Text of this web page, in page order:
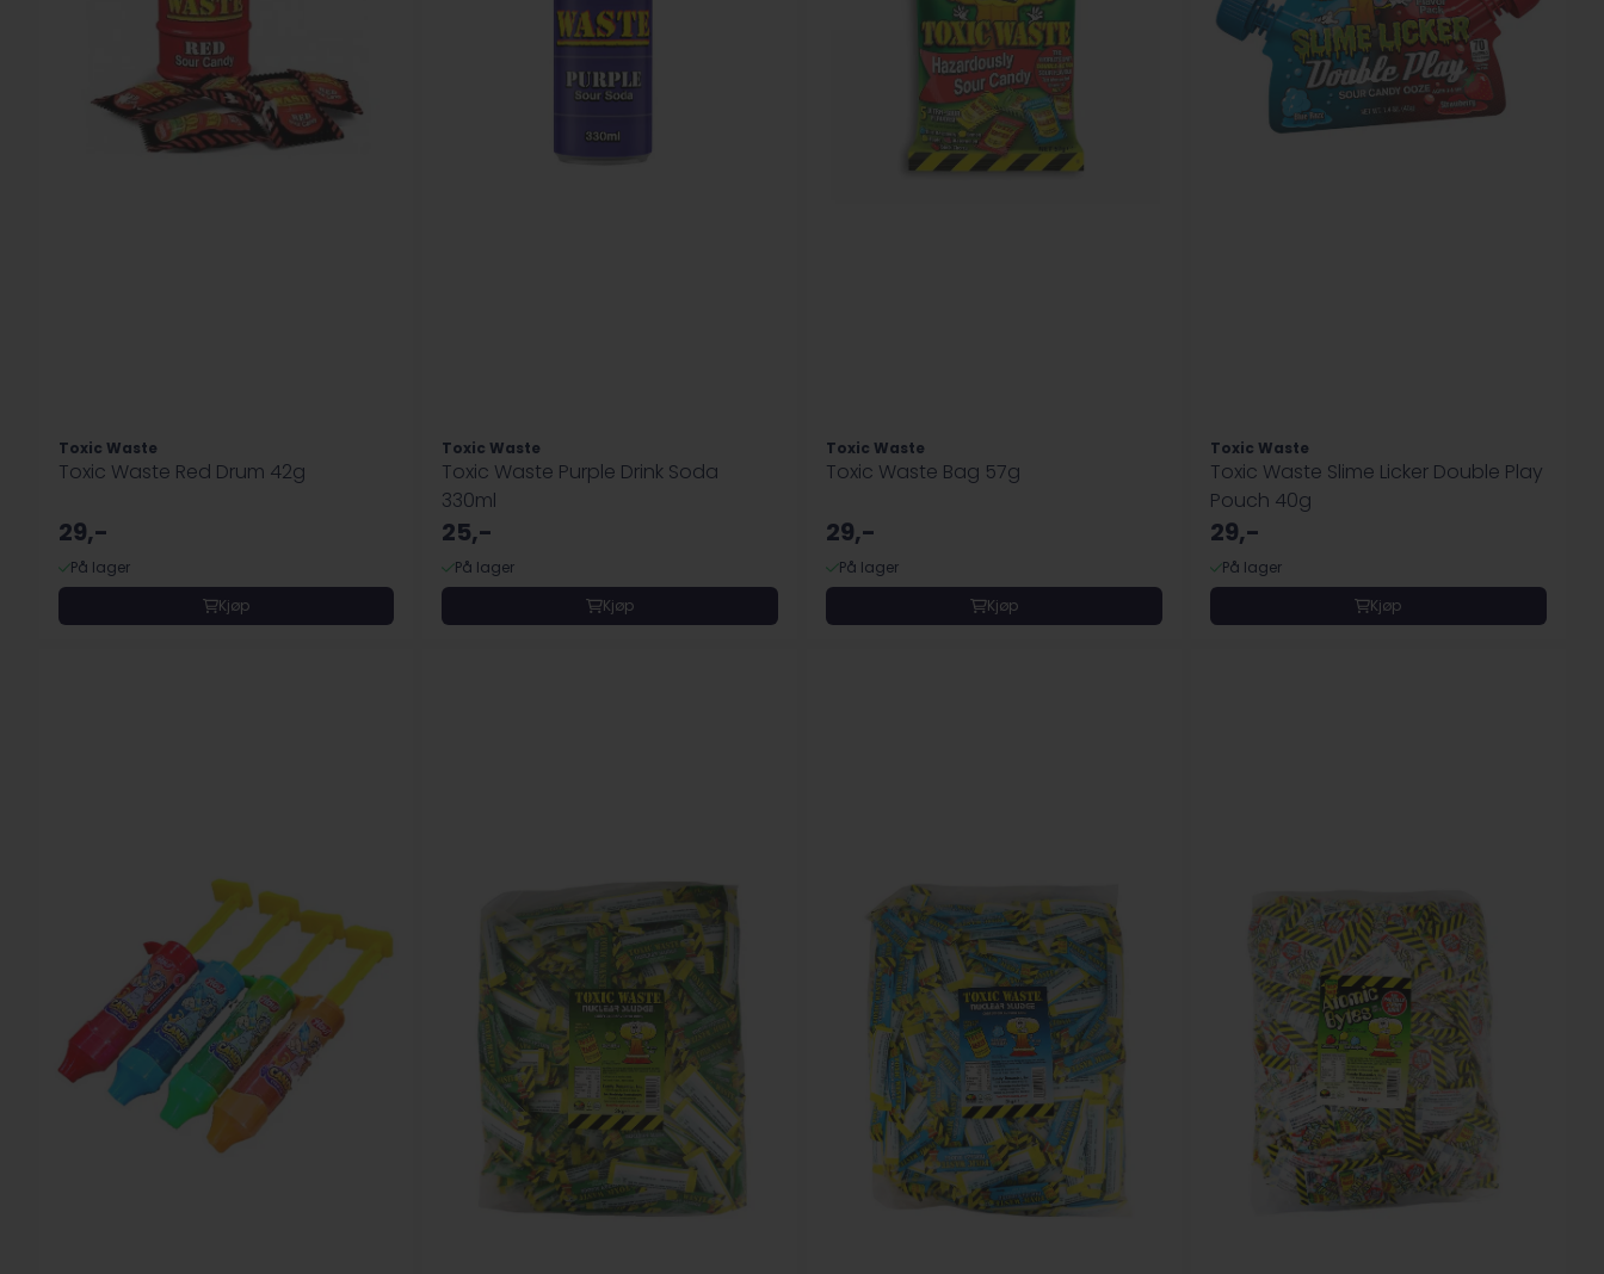
Toxic Waste
Toxic Waste Red Drum 42g
29,-
På lager
Kjøp
Toxic Waste
Toxic Waste Purple Drink Soda
330ml
25,-
På lager
Kjøp
Toxic Waste
Toxic Waste Bag 57g
29,-
På lager
Kjøp
Toxic Waste
Toxic Waste Slime Licker Double Play
Pouch 40g
29,-
På lager
Kjøp